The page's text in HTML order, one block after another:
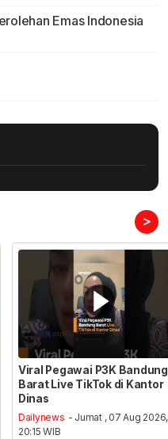
Emas Indonesia
>
Viral Pegawai P3K Bandung
Barat Live TikTok di Kantor
Dinas
Dailynews - Jumat , 07 Aug 2026,
20:15 WIB